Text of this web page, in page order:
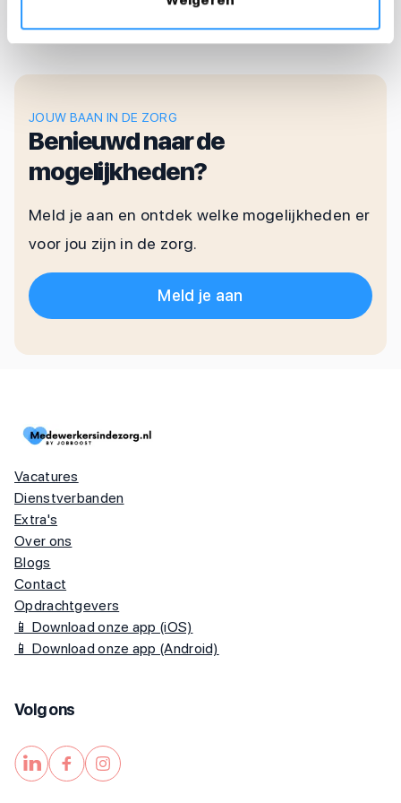
JOUW BAAN IN DE ZORG
Benieuwd naar de
mogelijkheden?
Meld je aan en ontdek welke mogelijkheden er
voor jou zijn in de zorg.
Meld je aan
Vacatures
Dienstverbanden
Extra's
Over ons
Blogs
Contact
Opdrachtgevers
📱 Download onze app (iOS)
📱 Download onze app (Android)
Volg ons